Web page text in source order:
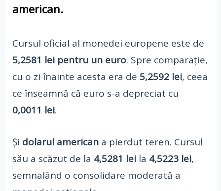
american.
Cursul oficial al monedei europene este de
5,2581 lei pentru un euro. Spre comparație,
cu o zi înainte acesta era de 5,2592 lei, ceea
ce înseamnă că euro s-a depreciat cu
0,0011 lei.
Și dolarul americana pierdut teren. Cursul
său a scăzut de la 4,5281 leila 4,5223 lei,
semnalând o consolidare moderată a